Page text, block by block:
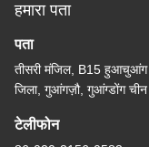
हमारा पता
पता
तीसरी मंजिल, B15 हुआचुआंग
जिला, गुआंगज़ौ, गुआंग्डोंग चीन
टेलीफोन